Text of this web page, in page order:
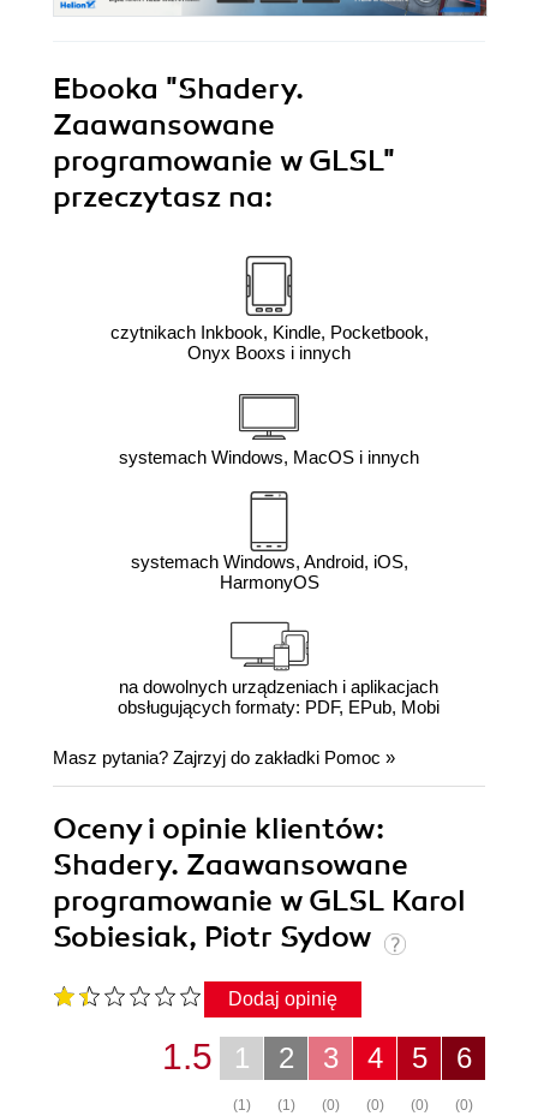
Ebooka "Shadery.
Zaawansowane
programowanie w GLSL"
przeczytasz na:
czytnikach Inkbook, Kindle, Pocketbook,
Onyx Booxs i innych
systemach Windows, MacOS i innych
systemach Windows, Android, iOS,
HarmonyOS
na dowolnych urządzeniach i aplikacjach
obsługujących formaty: PDF, EPub, Mobi
Masz pytania? Zajrzyj do zakładki Pomoc »
Oceny i opinie klientów:
Shadery. Zaawansowane
programowanie w GLSL Karol
Sobiesiak, Piotr Sydow
Dodaj opinię
6
(0)
5
(0)
4
(0)
3
(0)
2
(1)
1
(1)
1.5